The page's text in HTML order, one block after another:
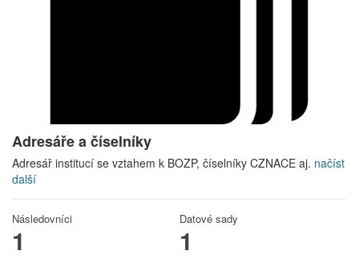
Adresáře a číselníky
Adresář institucí se vztahem k BOZP, číselníky CZNACE aj. načíst
další
Následovníci
1
Datové sady
1